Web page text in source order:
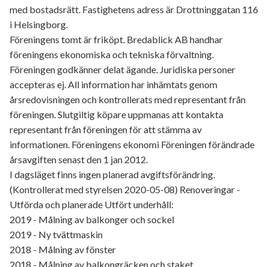
med bostadsrätt. Fastighetens adress är Drottninggatan 116
i Helsingborg.
Föreningens tomt är friköpt. Bredablick AB handhar
föreningens ekonomiska och tekniska förvaltning.
Föreningen godkänner delat ägande. Juridiska personer
accepteras ej. All information har inhämtats genom
årsredovisningen och kontrollerats med representant från
föreningen. Slutgiltig köpare uppmanas att kontakta
representant från föreningen för att stämma av
informationen. Föreningens ekonomi Föreningen förändrade
årsavgiften senast den 1 jan 2012.
I dagsläget finns ingen planerad avgiftsförändring.
(Kontrollerat med styrelsen 2020-05-08) Renoveringar -
Utförda och planerade Utfört underhåll:
2019 - Målning av balkonger och sockel
2019 - Ny tvättmaskin
2018 - Målning av fönster
2018 - Målning av balkongräcken och staket